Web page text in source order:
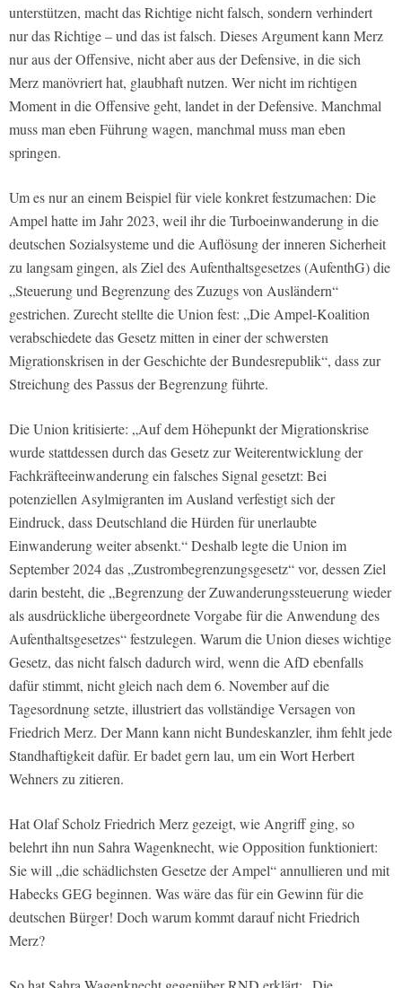
unterstützen, macht das Richtige nicht falsch, sondern verhindert
nur das Richtige – und das ist falsch. Dieses Argument kann Merz
nur aus der Offensive, nicht aber aus der Defensive, in die sich
Merz manövriert hat, glaubhaft nutzen. Wer nicht im richtigen
Moment in die Offensive geht, landet in der Defensive. Manchmal
muss man eben Führung wagen, manchmal muss man eben
springen.
Um es nur an einem Beispiel für viele konkret festzumachen: Die
Ampel hatte im Jahr 2023, weil ihr die Turboeinwanderung in die
deutschen Sozialsysteme und die Auflösung der inneren Sicherheit
zu langsam gingen, als Ziel des Aufenthaltsgesetzes (AufenthG) die
„Steuerung und Begrenzung des Zuzugs von Ausländern“
gestrichen. Zurecht stellte die Union fest: „Die Ampel-Koalition
verabschiedete das Gesetz mitten in einer der schwersten
Migrationskrisen in der Geschichte der Bundesrepublik“, dass zur
Streichung des Passus der Begrenzung führte.
Die Union kritisierte: „Auf dem Höhepunkt der Migrationskrise
wurde stattdessen durch das Gesetz zur Weiterentwicklung der
Fachkräfteeinwanderung ein falsches Signal gesetzt: Bei
potenziellen Asylmigranten im Ausland verfestigt sich der
Eindruck, dass Deutschland die Hürden für unerlaubte
Einwanderung weiter absenkt.“ Deshalb legte die Union im
September 2024 das „Zustrombegrenzungsgesetz“ vor, dessen Ziel
darin besteht, die „Begrenzung der Zuwanderungssteuerung wieder
als ausdrückliche übergeordnete Vorgabe für die Anwendung des
Aufenthaltsgesetzes“ festzulegen. Warum die Union dieses wichtige
Gesetz, das nicht falsch dadurch wird, wenn die AfD ebenfalls
dafür stimmt, nicht gleich nach dem 6. November auf die
Tagesordnung setzte, illustriert das vollständige Versagen von
Friedrich Merz. Der Mann kann nicht Bundeskanzler, ihm fehlt jede
Standhaftigkeit dafür. Er badet gern lau, um ein Wort Herbert
Wehners zu zitieren.
Hat Olaf Scholz Friedrich Merz gezeigt, wie Angriff ging, so
belehrt ihn nun Sahra Wagenknecht, wie Opposition funktioniert:
Sie will „die schädlichsten Gesetze der Ampel“ annullieren und mit
Habecks GEG beginnen. Was wäre das für ein Gewinn für die
deutschen Bürger! Doch warum kommt darauf nicht Friedrich
Merz?